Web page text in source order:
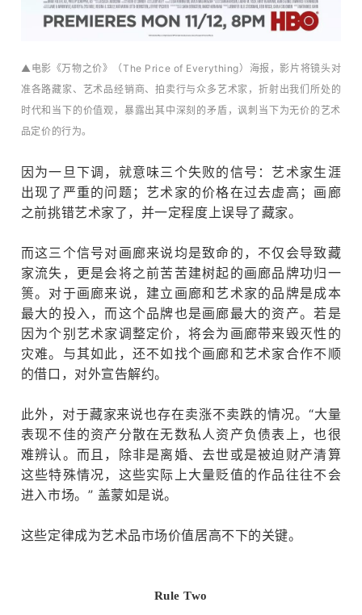
▲电影《万物之价》（The Price of Everything）海报，影片将镜头对
准各路藏家、艺术品经销商、拍卖行与众多艺术家，折射出我们所处的
时代和当下的价值观，暴露出其中深刻的矛盾，讽刺当下为无价的艺术
品定价的行为。
因为一旦下调，就意味三个失败的信号： 艺术家生涯
出现了严重的问题； 艺术家的价格在过去虚高； 画廊
之前挑错艺术家了，并一定程度上误导了藏家。
而这三个信号对画廊来说均是致命的，不仅会导致藏
家流失，更是会将之前苦苦建树起的画廊品牌功归一
篑。 对于画廊来说，建立画廊和艺术家的品牌是成本
最大的投入，而这个品牌也是画廊最大的资产。若是
因为个别艺术家调整定价，将会为画廊带来毁灭性的
灾难。 与其如此，还不如找个画廊和艺术家合作不顺
的借口，对外宣告解约。
此外，对于藏家来说也存在卖涨不卖跌的情况。 “大量
表现不佳的资产分散在无数私人资产负债表上，也很
难辨认。 而且，除非是离婚、去世或是被迫财产清算
这些特殊情况，这些实际上大量贬值的作品往往不会
进入市场。 ” 盖蒙如是说。
这些定律成为艺术品市场价值居高不下的关键。
Rule Two